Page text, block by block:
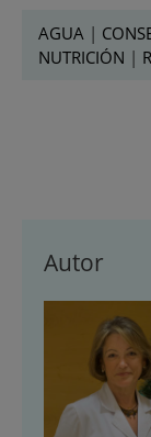
AGUA |
NUTRICIÓN |
Autor